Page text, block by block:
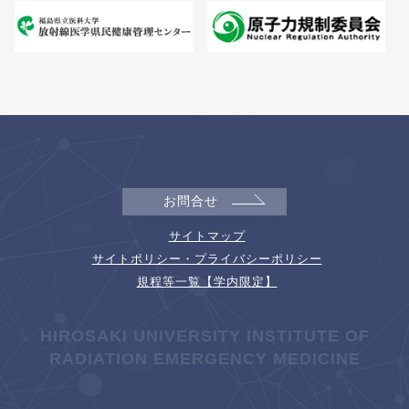
お問合せ
サイトマップ
サイトポリシー・プライバシーポリシー
規程等一覧【学内限定】
HIROSAKI UNIVERSITY INSTITUTE OF
RADIATION EMERGENCY MEDICINE